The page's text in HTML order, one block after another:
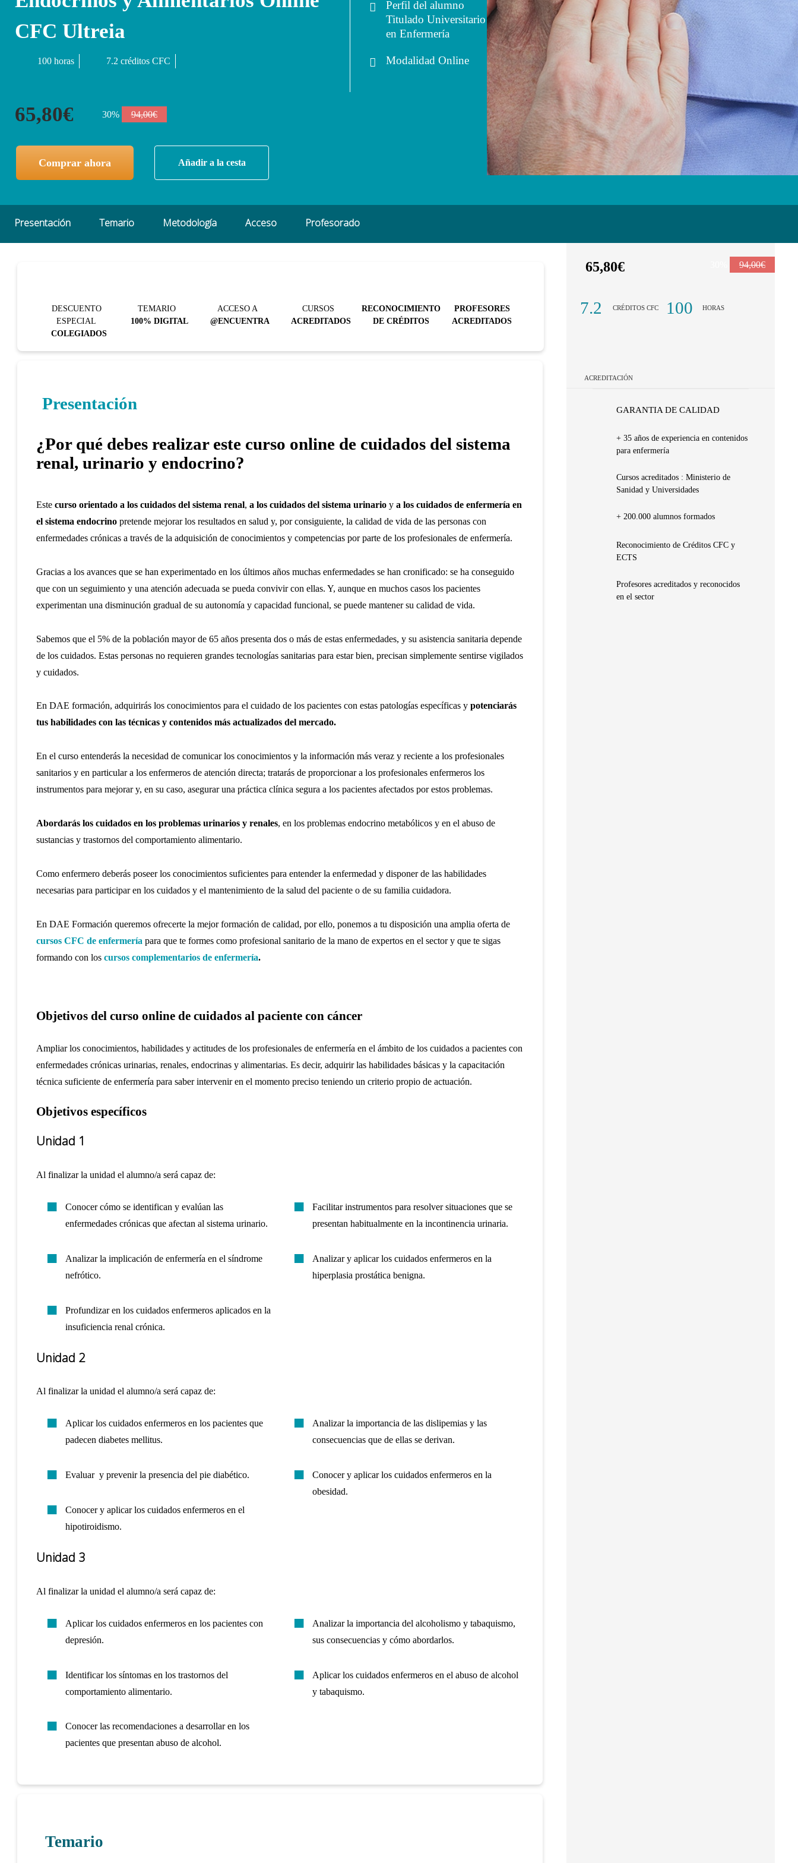
CFC Ultreia
100 horas 7.2 créditos CFC
65,80€ 30% 94,00€
Comprar ahora Añadir a la cesta
Perfil del alumno
Titulado Universitario
en Enfermería
Modalidad Online
Presentación Temario Metodología Acceso Profesorado
DESCUENTO
ESPECIAL
COLEGIADOS
TEMARIO
100% DIGITAL
ACCESO A
@ENCUENTRA
CURSOS
ACREDITADOS
RECONOCIMIENTO
DE CRÉDITOS
PROFESORES
ACREDITADOS
Presentación
¿Por qué debes realizar este curso online de cuidados del sistema
renal, urinario y endocrino?
Este curso orientado a los cuidados del sistema renal, a los cuidados del sistema urinarioy a los cuidados de enfermería en
el sistema endocrinopretende mejorar los resultados en salud y, por consiguiente, la calidad de vida de las personas con
enfermedades crónicas a través de la adquisición de conocimientos y competencias por parte de los profesionales de enfermería.
Gracias a los avances que se han experimentado en los últimos años muchas enfermedades se han cronificado: se ha conseguido
que con un seguimiento y una atención adecuada se pueda convivir con ellas. Y, aunque en muchos casos los pacientes
experimentan una disminución gradual de su autonomía y capacidad funcional, se puede mantener su calidad de vida.
Sabemos que el 5% de la población mayor de 65 años presenta dos o más de estas enfermedades, y su asistencia sanitaria depende
de los cuidados. Estas personas no requieren grandes tecnologías sanitarias para estar bien, precisan simplemente sentirse vigilados
y cuidados.
En DAE formación, adquirirás los conocimientos para el cuidado de los pacientes con estas patologías específicas ypotenciarás
tus habilidades con las técnicas y contenidos más actualizados del mercado.
En el curso entenderás la necesidad de comunicar los conocimientos y la información más veraz y reciente a los profesionales
sanitarios y en particular a los enfermeros de atención directa; tratarás de proporcionar a los profesionales enfermeros los
instrumentos para mejorar y, en su caso, asegurar una práctica clínica segura a los pacientes afectados por estos problemas.
Abordarás los cuidados en los problemas urinarios y renales, en los problemas endocrino metabólicos y en el abuso de
sustancias y trastornos del comportamiento alimentario.
Como enfermero deberás poseer los conocimientos suficientes para entender la enfermedad y disponer de las habilidades
necesarias para participar en los cuidados y el mantenimiento de la salud del paciente o de su familia cuidadora.
En DAE Formación queremos ofrecerte la mejor formación de calidad, por ello, ponemos a tu disposición una amplia oferta de
cursos CFC de enfermería para que te formes como profesional sanitario de la mano de expertos en el sector y que te sigas
formando con los cursos complementarios de enfermería.
Objetivos del curso online de cuidados al paciente con cáncer
Ampliar los conocimientos, habilidades y actitudes de los profesionales de enfermería en el ámbito de los cuidados a pacientes con
enfermedades crónicas urinarias, renales, endocrinas y alimentarias. Es decir, adquirir las habilidades básicas y la capacitación
técnica suficiente de enfermería para saber intervenir en el momento preciso teniendo un criterio propio de actuación.
Objetivos específicos
Unidad 1
Al finalizar la unidad el alumno/a será capaz de:
Conocer cómo se identifican y evalúan las
enfermedades crónicas que afectan al sistema urinario.
Analizar la implicación de enfermería en el síndrome
nefrótico.
Profundizar en los cuidados enfermeros aplicados en la
insuficiencia renal crónica.
Facilitar instrumentos para resolver situaciones que se
presentan habitualmente en la incontinencia urinaria.
Analizar y aplicar los cuidados enfermeros en la
hiperplasia prostática benigna.
Unidad 2
Al finalizar la unidad el alumno/a será capaz de:
Aplicar los cuidados enfermeros en los pacientes que
padecen diabetes mellitus.
Evaluar y prevenir la presencia del pie diabético.
Conocer y aplicar los cuidados enfermeros en el
hipotiroidismo.
Analizar la importancia de las dislipemias y las
consecuencias que de ellas se derivan.
Conocer y aplicar los cuidados enfermeros en la
obesidad.
Unidad 3
Al finalizar la unidad el alumno/a será capaz de:
Aplicar los cuidados enfermeros en los pacientes con
depresión.
Identificar los síntomas en los trastornos del
comportamiento alimentario.
Conocer las recomendaciones a desarrollar en los
pacientes que presentan abuso de alcohol.
Analizar la importancia del alcoholismo y tabaquismo,
sus consecuencias y cómo abordarlos.
Aplicar los cuidados enfermeros en el abuso de alcohol
y tabaquismo.
Temario
65,80€ 94,00€
7.2 CRÉDITOS CFC 100 HORAS
ACREDITACIÓN
GARANTIA DE CALIDAD
+ 35 años de experiencia en contenidos
para enfermería
Cursos acreditados : Ministerio de
Sanidad y Universidades
+ 200.000 alumnos formados
Reconocimiento de Créditos CFC y
ECTS
Profesores acreditados y reconocidos
en el sector